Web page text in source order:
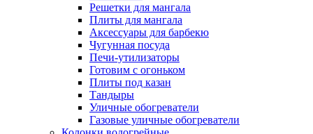
Решетки для мангала
Плиты для мангала
Аксессуары для барбекю
Чугунная посуда
Печи-утилизаторы
Готовим с огоньком
Плиты под казан
Тандыры
Уличные обогреватели
Газовые уличные обогреватели